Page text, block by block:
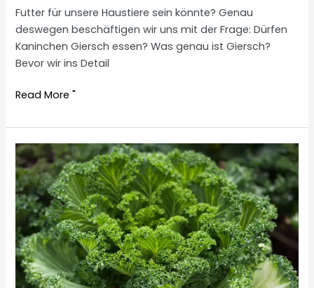
Futter für unsere Haustiere sein könnte? Genau
deswegen beschäftigen wir uns mit der Frage: Dürfen
Kaninchen Giersch essen? Was genau ist Giersch?
Bevor wir ins Detail
Are
allowed
to
eat
goutweed?
Read More "